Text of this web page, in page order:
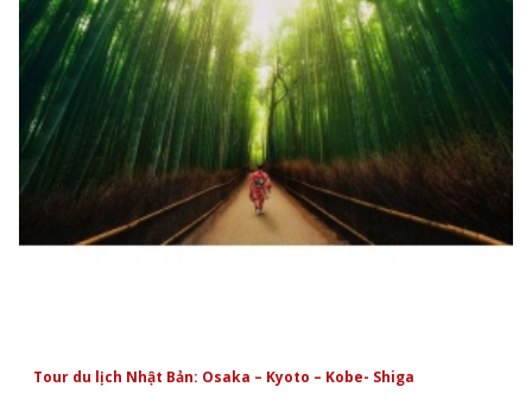
Tour du lịch Nhật Bản: Osaka – Kyoto – Kobe- Shiga